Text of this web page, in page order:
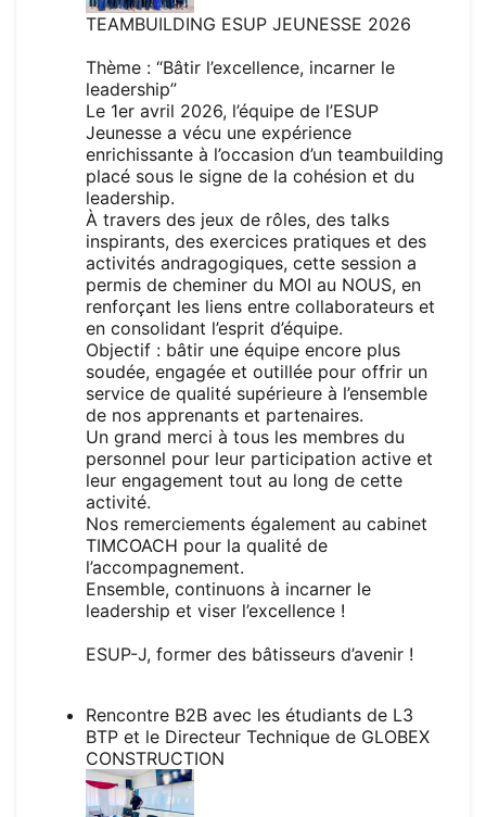
TEAMBUILDING ESUP JEUNESSE 2026
Thème : “Bâtir l’excellence, incarner le
leadership”
Le 1er avril 2026, l’équipe de l’ESUP
Jeunesse a vécu une expérience
enrichissante à l’occasion d’un teambuilding
placé sous le signe de la cohésion et du
leadership.
À travers des jeux de rôles, des talks
inspirants, des exercices pratiques et des
activités andragogiques, cette session a
permis de cheminer du MOI au NOUS, en
renforçant les liens entre collaborateurs et
en consolidant l’esprit d’équipe.
Objectif : bâtir une équipe encore plus
soudée, engagée et outillée pour offrir un
service de qualité supérieure à l’ensemble
de nos apprenants et partenaires.
Un grand merci à tous les membres du
personnel pour leur participation active et
leur engagement tout au long de cette
activité.
Nos remerciements également au cabinet
TIMCOACH pour la qualité de
l’accompagnement.
Ensemble, continuons à incarner le
leadership et viser l’excellence !
ESUP-J, former des bâtisseurs d’avenir !
Rencontre B2B avec les étudiants de L3
BTP et le Directeur Technique de GLOBEX
CONSTRUCTION